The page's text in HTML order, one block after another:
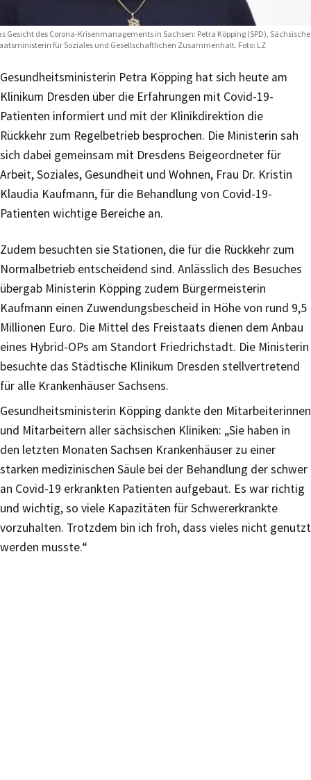
Gesicht des Corona-Krisenmanagements in Sachsen: Petra Köpping (SPD), Sächsische
für Soziales und Gesellschaftlichen Zusammenhalt. Foto: LZ
Gesundheitsministerin Petra Köpping hat sich heute am
Klinikum Dresden über die Erfahrungen mit Covid-19-
Patienten informiert und mit der Klinikdirektion die
Rückkehr zum Regelbetrieb besprochen. Die Ministerin sah
sich dabei gemeinsam mit Dresdens Beigeordneter für
Arbeit, Soziales, Gesundheit und Wohnen, Frau Dr. Kristin
Klaudia Kaufmann, für die Behandlung von Covid-19-
Patienten wichtige Bereiche an.
Zudem besuchten sie Stationen, die für die Rückkehr zum
Normalbetrieb entscheidend sind. Anlässlich des Besuches
übergab Ministerin Köpping zudem Bürgermeisterin
Kaufmann einen Zuwendungsbescheid in Höhe von rund 9,5
Millionen Euro. Die Mittel des Freistaats dienen dem Anbau
eines Hybrid-OPs am Standort Friedrichstadt. Die Ministerin
besuchte das Städtische Klinikum Dresden stellvertretend
für alle Krankenhäuser Sachsens.
Gesundheitsministerin Köpping dankte den Mitarbeiterinnen
und Mitarbeitern aller sächsischen Kliniken: „Sie haben in
den letzten Monaten Sachsen Krankenhäuser zu einer
starken medizinischen Säule bei der Behandlung der schwer
an Covid-19 erkrankten Patienten aufgebaut. Es war richtig
und wichtig, so viele Kapazitäten für Schwererkrankte
vorzuhalten. Trotzdem bin ich froh, dass vieles nicht genutzt
werden musste.“